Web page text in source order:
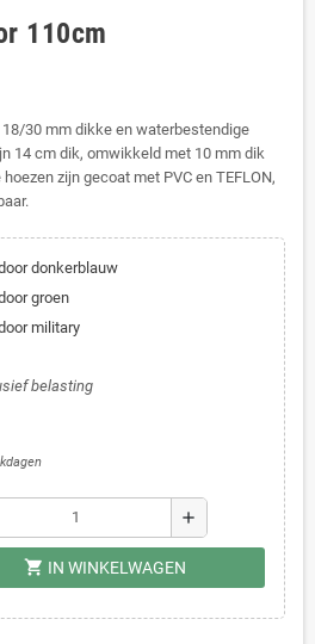
110cm
30 mm dikke en waterbestendige
14 cm dik, omwikkeld met 10 mm dik
hoezen zijn gecoat met PVC en TEFLON,
donkerblauw
groen
military
belasting
add
shopping_cart IN WINKELWAGEN